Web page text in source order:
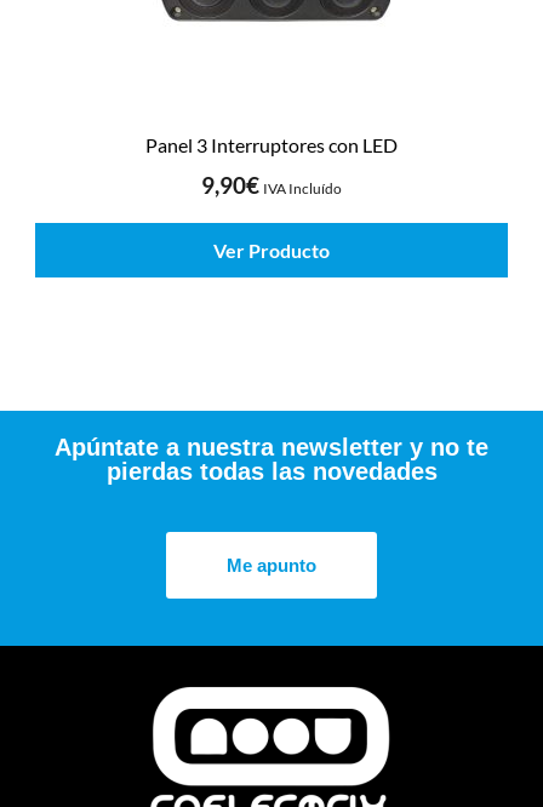
Panel 3 Interruptores con LED
9,90€ IVA Incluído
Ver Producto
Apúntate a nuestra newsletter y no te
pierdas todas las novedades
Me apunto